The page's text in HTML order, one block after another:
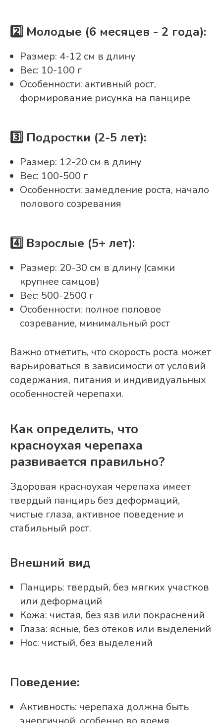
2️⃣ Молодые (6 месяцев - 2 года):
Размер: 4-12 см в длину
Вес: 10-100 г
Особенности: активный рост,
формирование рисунка на панцире
3️⃣ Подростки (2-5 лет):
Размер: 12-20 см в длину
Вес: 100-500 г
Особенности: замедление роста, начало
полового созревания
4️⃣ Взрослые (5+ лет):
Размер: 20-30 см в длину (самки
крупнее самцов)
Вес: 500-2500 г
Особенности: полное половое
созревание, минимальный рост
Важно отметить, что скорость роста может
варьироваться в зависимости от условий
содержания, питания и индивидуальных
особенностей черепахи.
Как определить, что
красноухая черепаха
развивается правильно?
Здоровая красноухая черепаха имеет
твердый панцирь без деформаций,
чистые глаза, активное поведение и
стабильный рост.
Внешний вид
Панцирь: твердый, без мягких участков
или деформаций
Кожа: чистая, без язв или покраснений
Глаза: ясные, без отеков или выделений
Нос: чистый, без выделений
Поведение:
Активность: черепаха должна быть